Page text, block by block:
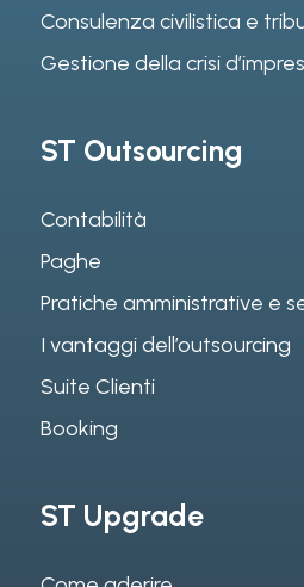
Consulenza civilistica e
Gestione della crisi
ST Outsourcing
Contabilità
Paghe
Pratiche amministrative e
I vantaggi dell’outsourcing
Suite Clienti
Booking
ST Upgrade